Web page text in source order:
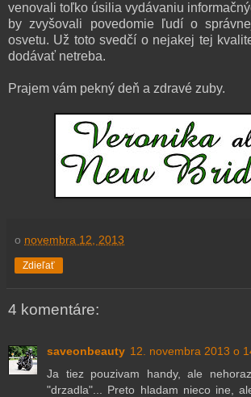
venovali toľko úsilia vydávaniu
by zvyšovali povedomie ľudí o
osvetu. Už toto svedčí o nejakej tej
dodávať netreba.
Prajem vám pekný deň a zdravé zuby.
o novembra 12, 2013
Zdieľať
4 komentáre:
saveonbeauty 12. novembra 2013 o
Ja tiez pouzivam handy, ale
"drzadla"... Preto hladam nieco ine,